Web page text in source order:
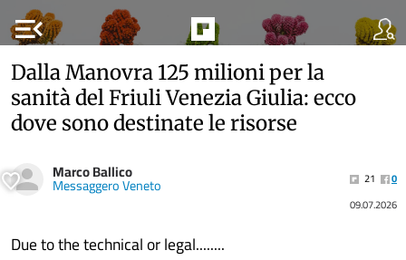
menu_open
Dalla Manovra 125 milioni per la
sanità del Friuli Venezia Giulia: ecco
dove sono destinate le risorse
Marco Ballico
Messaggero Veneto 21
0
09.07.2026
Due to the technical or legal........